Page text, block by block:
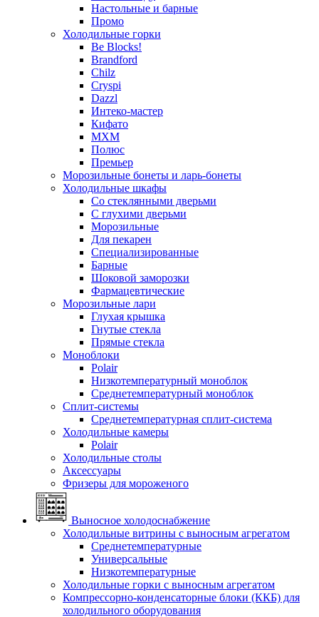
Настольные и барные
Промо
Холодильные горки
Be Blocks!
Brandford
Chilz
Cryspi
Dazzl
Интеко-мастер
Кифато
МХМ
Полюс
Премьер
Морозильные бонеты и ларь-бонеты
Холодильные шкафы
Со стеклянными дверьми
С глухими дверьми
Морозильные
Для пекарен
Специализированные
Барные
Шоковой заморозки
Фармацевтические
Морозильные лари
Глухая крышка
Гнутые стекла
Прямые стекла
Моноблоки
Polair
Низкотемпературный моноблок
Среднетемпературный моноблок
Сплит-системы
Среднетемпературная сплит-система
Холодильные камеры
Polair
Холодильные столы
Аксессуары
Фризеры для мороженого
Выносное холодоснабжение
Холодильные витрины с выносным агрегатом
Среднетемпературные
Универсальные
Низкотемпературные
Холодильные горки с выносным агрегатом
Компрессорно-конденсаторные блоки (ККБ) для
холодильного оборудования